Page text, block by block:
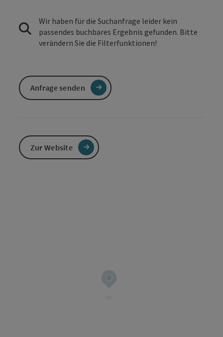
Wir haben für die Suchanfrage leider kein
passendes buchbares Ergebnis gefunden. Bitte
verändern Sie die Filterfunktionen!
Anfrage senden
Zur Website